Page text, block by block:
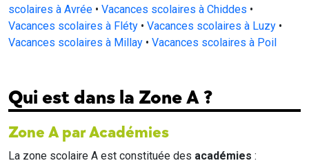
scolaires à Avrée • Vacances scolaires à Chiddes •
Vacances scolaires à Fléty • Vacances scolaires à Luzy •
Vacances scolaires à Millay • Vacances scolaires à Poil
Qui est dans la Zone A ?
Zone A par Académies
La zone scolaire A est constituée des académies :